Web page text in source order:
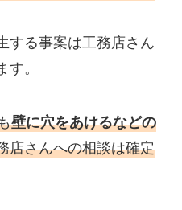
する事案は工務店さん
。
壁に穴をあけるなどの
店さんへの相談は確定